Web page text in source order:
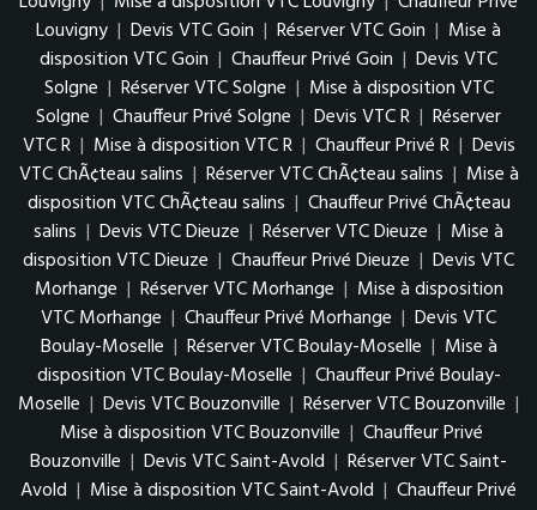
Louvigny | Devis VTC Goin | Réserver VTC Goin | Mise à
disposition VTC Goin | Chauffeur Privé Goin | Devis VTC
Solgne | Réserver VTC Solgne | Mise à disposition VTC
Solgne | Chauffeur Privé Solgne | Devis VTC R | Réserver
VTC R | Mise à disposition VTC R | Chauffeur Privé R | Devis
VTC ChÃ¢teau salins | Réserver VTC ChÃ¢teau salins | Mise à
disposition VTC ChÃ¢teau salins | Chauffeur Privé ChÃ¢teau
salins | Devis VTC Dieuze | Réserver VTC Dieuze | Mise à
disposition VTC Dieuze | Chauffeur Privé Dieuze | Devis VTC
Morhange | Réserver VTC Morhange | Mise à disposition
VTC Morhange | Chauffeur Privé Morhange | Devis VTC
Boulay-Moselle | Réserver VTC Boulay-Moselle | Mise à
disposition VTC Boulay-Moselle | Chauffeur Privé Boulay-
Moselle | Devis VTC Bouzonville | Réserver VTC Bouzonville |
Mise à disposition VTC Bouzonville | Chauffeur Privé
Bouzonville | Devis VTC Saint-Avold | Réserver VTC Saint-
Avold | Mise à disposition VTC Saint-Avold | Chauffeur Privé